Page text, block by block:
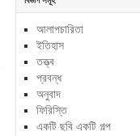
আলাপচারিতা
ইতিহাস
তত্ত্ব
প্রবন্ধ
অনুবাদ
ফিরিস্তি
একটি ছবি একটি গল্প